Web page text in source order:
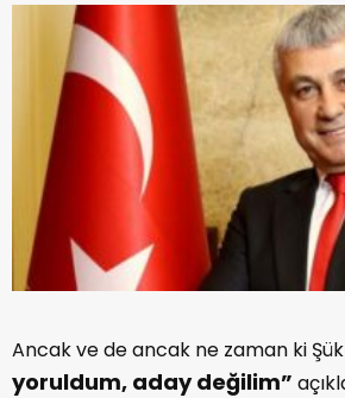
Ancak ve de ancak ne zaman ki
yoruldum, aday değilim”